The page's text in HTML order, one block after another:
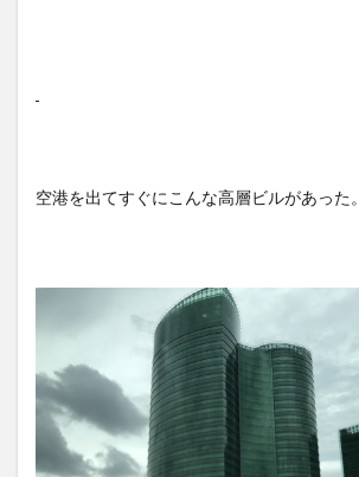
空港を出てすぐにこんな高層ビルがあった。